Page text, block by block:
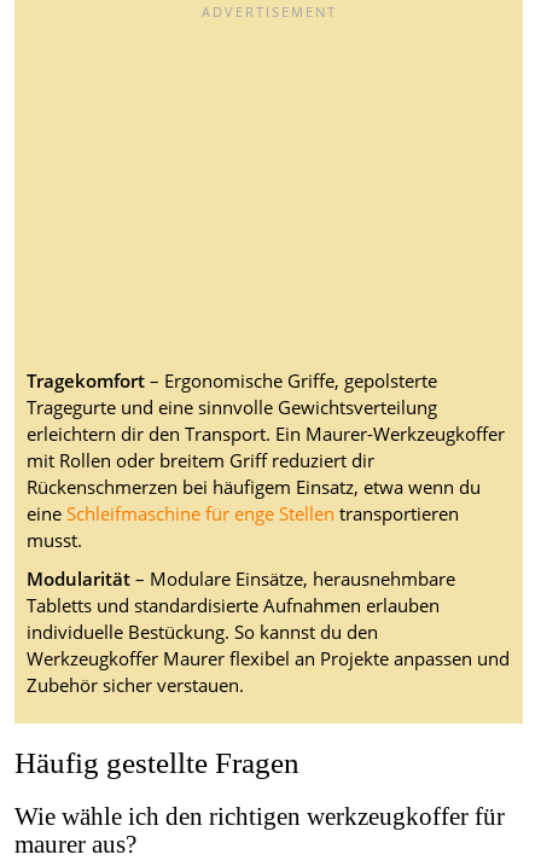
Tragekomfort– Ergonomische Griffe, gepolsterte
Tragegurte und eine sinnvolle Gewichtsverteilung
erleichtern dir den Transport. Ein Maurer-Werkzeugkoffer
mit Rollen oder breitem Griff reduziert dir
Rückenschmerzen bei häufigem Einsatz, etwa wenn du
eineSchleifmaschine für enge Stellen transportieren
musst.
Modularität– Modulare Einsätze, herausnehmbare
Tabletts und standardisierte Aufnahmen erlauben
individuelle Bestückung. So kannst du den
Werkzeugkoffer Maurer flexibel an Projekte anpassen und
Zubehör sicher verstauen.
Häufig gestellte Fragen
Wie wähle ich den richtigen werkzeugkoffer für
maurer aus?